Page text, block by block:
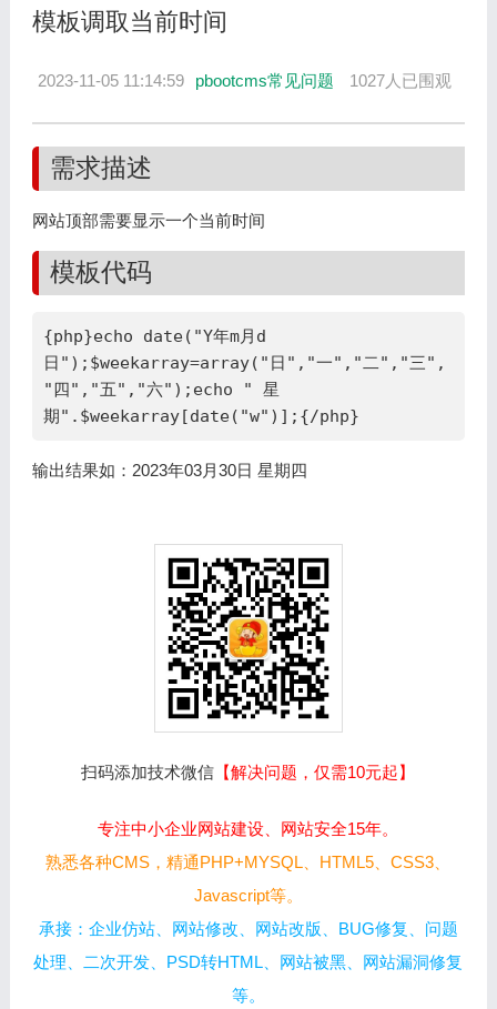
模板调取当前时间
2023-11-05 11:14:59 pbootcms常见问题 1027人已围观
需求描述
网站顶部需要显示一个当前时间
模板代码
{php}echo date("Y年m月d
日");$weekarray=array("日","一","二","三",
"四","五","六");echo " 星
期".$weekarray[date("w")];{/php}
输出结果如：2023年03月30日 星期四
扫码添加技术微信 【解决问题，仅需10元起】
专注中小企业网站建设、网站安全15年。
熟悉各种CMS，精通PHP+MYSQL、HTML5、CSS3、
Javascript等。
承接：企业仿站、网站修改、网站改版、BUG修复、问题
处理、二次开发、PSD转HTML、网站被黑、网站漏洞修复
等。